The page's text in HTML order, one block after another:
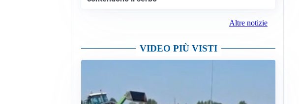
Altre notizie
VIDEO PIÙ VISTI